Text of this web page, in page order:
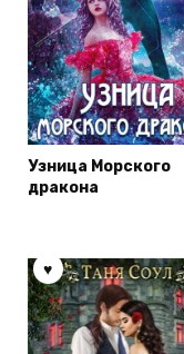
Узница Морского
дракона